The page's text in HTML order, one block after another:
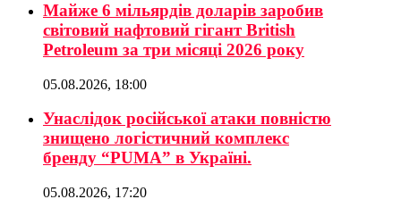
Майже 6 мільярдів доларів заробив
світовий нафтовий гігант British
Petroleum за три місяці 2026 року
05.08.2026, 18:00
Унаслідок російської атаки повністю
знищено логістичний комплекс
бренду “PUMA” в Україні.
05.08.2026, 17:20